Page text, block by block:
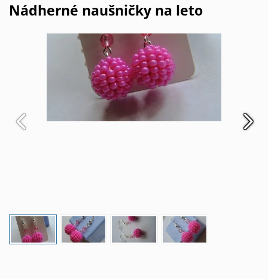
Nádherné naušničky na leto